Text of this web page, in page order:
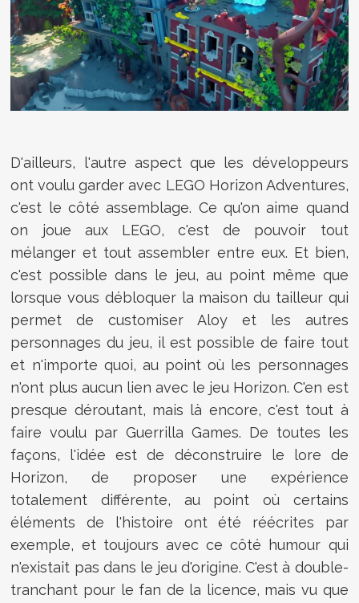
D'ailleurs, l'autre aspect que les développeurs
ont voulu garder avec LEGO Horizon Adventures,
c'est le côté assemblage. Ce qu'on aime quand
on joue aux LEGO, c'est de pouvoir tout
mélanger et tout assembler entre eux. Et bien,
c'est possible dans le jeu, au point même que
lorsque vous débloquer la maison du tailleur qui
permet de customiser Aloy et les autres
personnages du jeu, il est possible de faire tout
et n'importe quoi, au point où les personnages
n'ont plus aucun lien avec le jeu Horizon. C'en est
presque déroutant, mais là encore, c'est tout à
faire voulu par Guerrilla Games. De toutes les
façons, l'idée est de déconstruire le lore de
Horizon, de proposer une expérience
totalement différente, au point où certains
éléments de l'histoire ont été réécrites par
exemple, et toujours avec ce côté humour qui
n'existait pas dans le jeu d'origine. C'est à double-
tranchant pour le fan de la licence, mais vu que